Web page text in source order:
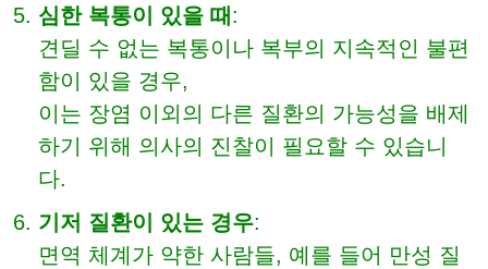
심한 복통이 있을 때 :
견딜 수 없는 복통이나 복부의 지속적인 불편
함이 있을 경우,
이는 장염 이외의 다른 질환의 가능성을 배제
하기 위해 의사의 진찰이 필요할 수 있습니
다.
기저 질환이 있는 경우:
면역 체계가 약한 사람들, 예를 들어 만성 질